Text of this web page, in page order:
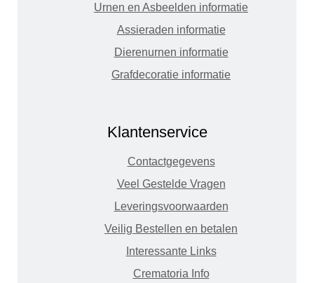
Urnen en Asbeelden informatie
Assieraden informatie
Dierenurnen informatie
Grafdecoratie informatie
Klantenservice
Contactgegevens
Veel Gestelde Vragen
Leveringsvoorwaarden
Veilig Bestellen en betalen
Interessante Links
Crematoria Info